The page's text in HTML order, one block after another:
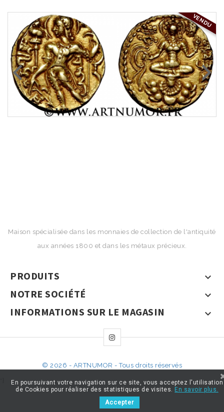
VENDU
Maison spécialisée dans les monnaies de collection de l'antiquité
aux années 1800 et dans les métaux précieux.
PRODUITS 
NOTRE SOCIÉTÉ 
INFORMATIONS SUR LE MAGASIN 
© 2026 - ARTNUMOR - Tous droits réservés
En poursuivant votre navigation sur ce site, vous acceptez l'utilisation
de Cookies pour réaliser des statistiques de visites. En savoir plus.
Accepter